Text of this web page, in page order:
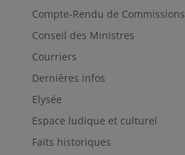
Compte-Rendu de Commissions
Conseil des Ministres
Courriers
Dernières infos
Elysée
Espace ludique et culturel
Faits historiques